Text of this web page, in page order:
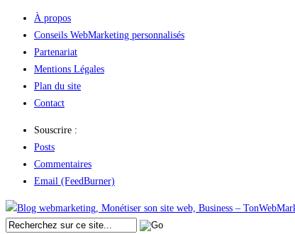
À propos
Conseils WebMarketing personnalisés
Partenariat
Mentions Légales
Plan du site
Contact
Souscrire :
Posts
Commentaires
Email (FeedBurner)